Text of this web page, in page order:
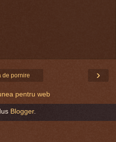
›
de pornire
pentru web
Blogger.